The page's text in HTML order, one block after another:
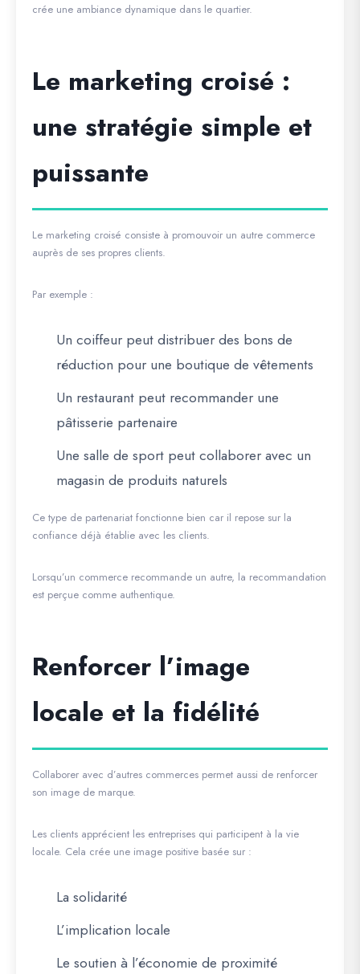
crée une ambiance dynamique dans le quartier.
Le marketing croisé :
une stratégie simple et
puissante
Le marketing croisé consiste à promouvoir un autre commerce
auprès de ses propres clients.
Par exemple :
Un coiffeur peut distribuer des bons de
réduction pour une boutique de vêtements
Un restaurant peut recommander une
pâtisserie partenaire
Une salle de sport peut collaborer avec un
magasin de produits naturels
Ce type de partenariat fonctionne bien car il repose sur la
confiance déjà établie avec les clients.
Lorsqu’un commerce recommande un autre, la recommandation
est perçue comme authentique.
Renforcer l’image
locale et la fidélité
Collaborer avec d’autres commerces permet aussi de renforcer
son image de marque.
Les clients apprécient les entreprises qui participent à la vie
locale. Cela crée une image positive basée sur :
La solidarité
L’implication locale
Le soutien à l’économie de proximité